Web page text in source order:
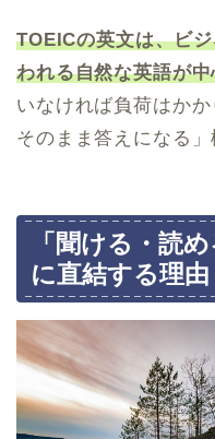
TOEICの英文は、ビ
われる自然な英語が
いなければ負荷はか
そのまま答えになる」
「聞ける・読
に直結する理由